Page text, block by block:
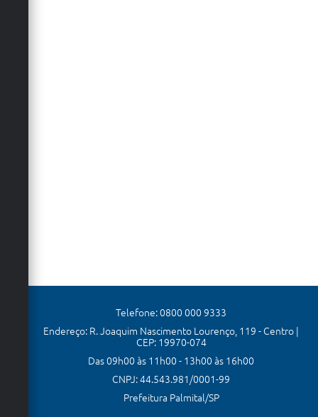
Telefone: 0800 000 9333
Endereço: R. Joaquim Nascimento Lourenço, 119 - Centro |
CEP: 19970-074
Das 09h00 às 11h00 - 13h00 às 16h00
CNPJ: 44.543.981/0001-99
Prefeitura Palmital/SP